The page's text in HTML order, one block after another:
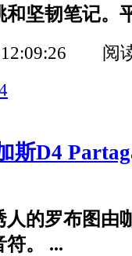
坚韧笔记。
12:09:26 阅
斯D4
的罗布图由
符。 ...